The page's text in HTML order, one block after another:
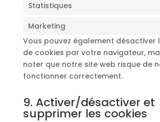
Statistiques
Marketing
Vous pouvez également désactiver
de cookies par votre navigateur,
noter que notre site web risque de
fonctionner correctement.
9. Activer/désactiver et
supprimer les cookies